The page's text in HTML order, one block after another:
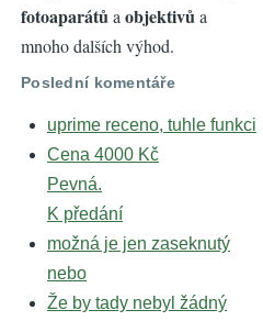
fotoaparátůa objektivůa
mnoho dalších výhod.
Poslední komentáře
uprime receno, tuhle funkci
Cena 4000 Kč
Pevná.
K předání
možná je jen zaseknutý
nebo
Že by tady nebyl žádný